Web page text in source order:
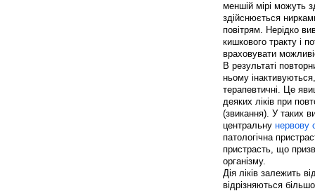
меншій мірі можуть
здійснюється
повітрям. Нерідко
кишкового тракту і
враховувати
В результаті
ньому
терапевтичні. Це
деяких ліків при
(звикання). У таких
центральну нервову
патологічна
пристрасть, що
організму.
Дія ліків залежить
відрізняються